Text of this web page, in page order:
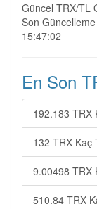
Güncel TRX/TL
Son
15:47:02
En Son
192.183 TRX
132 TRX Kaç
9.00498 TRX
510.84 TRX